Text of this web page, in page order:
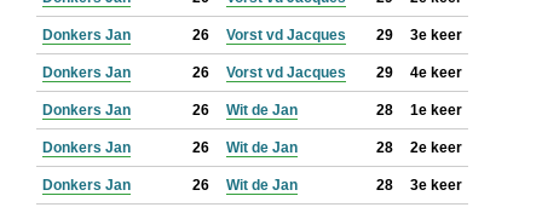
Donkers Jan 26 Vorst vd Jacques 29 3e keer
Donkers Jan 26 Vorst vd Jacques 29 4e keer
Donkers Jan 26 Wit de Jan 28 1e keer
Donkers Jan 26 Wit de Jan 28 2e keer
Donkers Jan 26 Wit de Jan 28 3e keer